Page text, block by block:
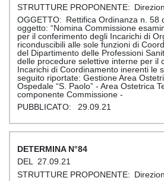
Rettifica Ordinanza n. 58
oggetto: “Nomina Commissione
per il conferimento degli Incarichi di
riconduscibili alle sole funzioni di
del Dipartimento delle Professioni
delle procedure selettive interne per il
Incarichi di Coordinamento inerenti le
seguito riportate: Gestione Area
Ospedale “S. Paolo” - Area Ostetrica
componente Commissione -
29.09.21
84
27.09.21